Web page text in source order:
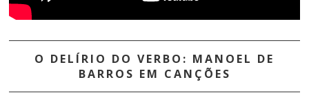
O DELÍRIO DO VERBO: MANOEL DE
BARROS EM CANÇÕES